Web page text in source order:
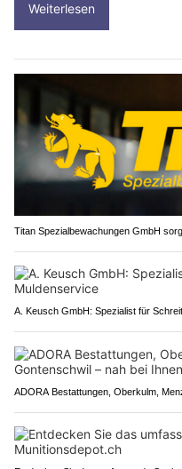
Weiterlesen
Titan Spezialbewachungen GmbH
A. Keusch GmbH: Spezialist für
ADORA Bestattungen, Oberkulm,